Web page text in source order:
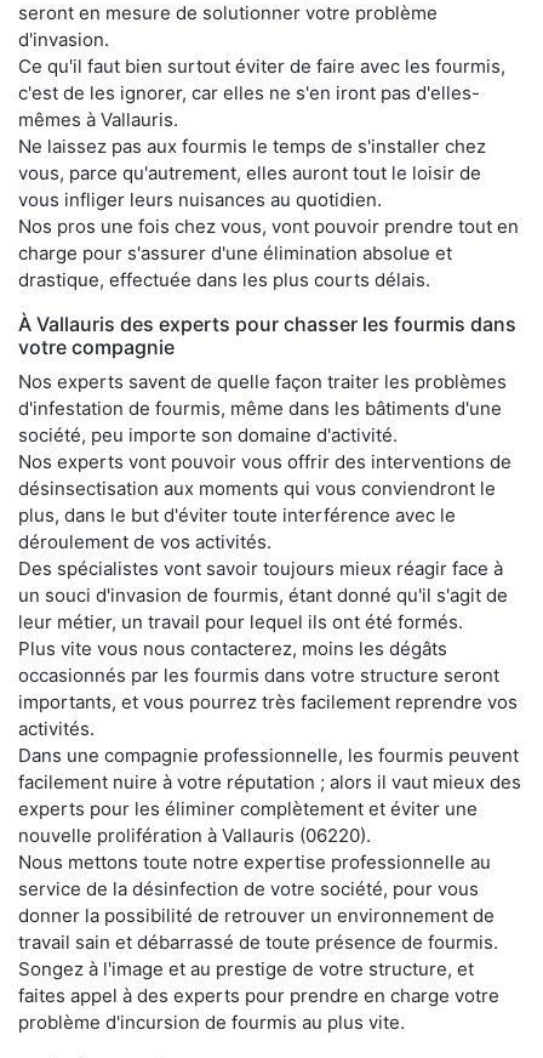
seront en mesure de solutionner votre problème
d'invasion.
Ce qu'il faut bien surtout éviter de faire avec les fourmis,
c'est de les ignorer, car elles ne s'en iront pas d'elles-
mêmes à Vallauris.
Ne laissez pas aux fourmis le temps de s'installer chez
vous, parce qu'autrement, elles auront tout le loisir de
vous infliger leurs nuisances au quotidien.
Nos pros une fois chez vous, vont pouvoir prendre tout en
charge pour s'assurer d'une élimination absolue et
drastique, effectuée dans les plus courts délais.
À Vallauris des experts pour chasser les fourmis dans
votre compagnie
Nos experts savent de quelle façon traiter les problèmes
d'infestation de fourmis, même dans les bâtiments d'une
société, peu importe son domaine d'activité.
Nos experts vont pouvoir vous offrir des interventions de
désinsectisation aux moments qui vous conviendront le
plus, dans le but d'éviter toute interférence avec le
déroulement de vos activités.
Des spécialistes vont savoir toujours mieux réagir face à
un souci d'invasion de fourmis, étant donné qu'il s'agit de
leur métier, un travail pour lequel ils ont été formés.
Plus vite vous nous contacterez, moins les dégâts
occasionnés par les fourmis dans votre structure seront
importants, et vous pourrez très facilement reprendre vos
activités.
Dans une compagnie professionnelle, les fourmis peuvent
facilement nuire à votre réputation ; alors il vaut mieux des
experts pour les éliminer complètement et éviter une
nouvelle prolifération à Vallauris (06220).
Nous mettons toute notre expertise professionnelle au
service de la désinfection de votre société, pour vous
donner la possibilité de retrouver un environnement de
travail sain et débarrassé de toute présence de fourmis.
Songez à l'image et au prestige de votre structure, et
faites appel à des experts pour prendre en charge votre
problème d'incursion de fourmis au plus vite.